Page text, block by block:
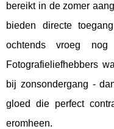
bereikt in de zomer
bieden directe
ochtends vroeg
Fotografieliefhebbers
bij zonsondergang -
gloed die perfect
eromheen.